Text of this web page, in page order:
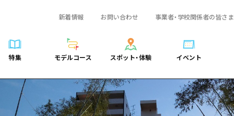
新着情報 お問い合わせ 事業者・学校関係者の皆さま
特集
サイクリング
学び・体験
モデルコース
ス一覧
広島市周辺
弾丸
スポット・体験
スポット・体験一覧
広島市周辺
イベント
立ち情報一覧
広島おもてなしパス
歴史・文化
宮島周辺
半日
2泊3日
備後
芸北
宮島周辺
FREE Wi-Fi
ガイド
ルツーリズム
広島県の魅力を動画でご紹介！
よくあるご質問
フォトダウンロード
関連リンク